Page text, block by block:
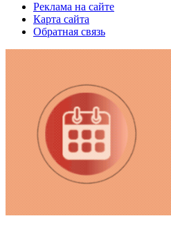
Реклама на сайте
Карта сайта
Обратная связь